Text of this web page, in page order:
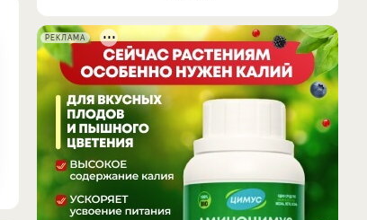
РЕКЛАМА